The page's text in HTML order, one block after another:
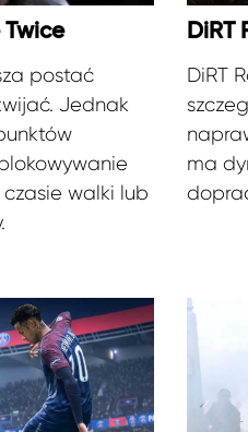
postać
Jednak
walki lub
DiRT
DiRT
ma